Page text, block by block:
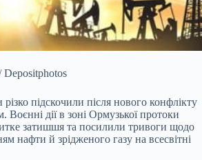
Depositphotos
різко підскочили після нового конфлікту
дії в зоні Ормузької протоки
затишшя та посилили тривоги щодо
нафти й зрідженого газу на всесвітні